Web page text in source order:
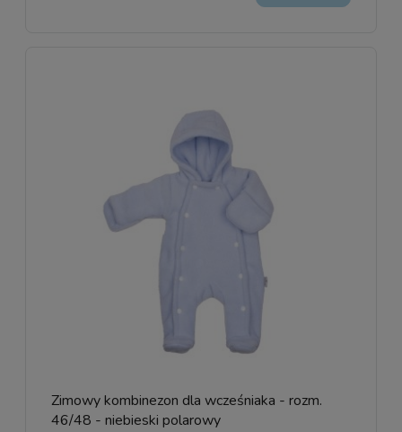
Zimowy kombinezon dla wcześniaka - rozm.
46/48 - niebieski polarowy